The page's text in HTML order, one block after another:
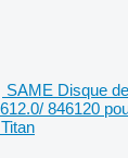
SAME Disque
846120